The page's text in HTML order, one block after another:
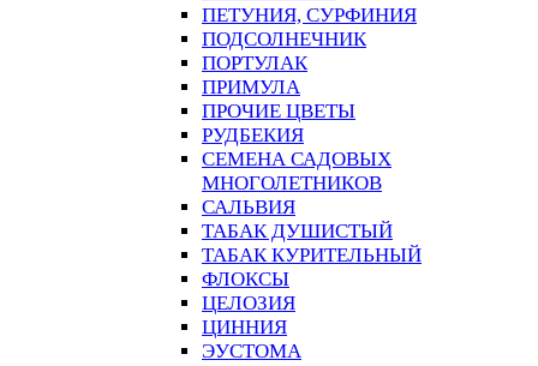
ПЕТУНИЯ, СУРФИНИЯ
ПОДСОЛНЕЧНИК
ПОРТУЛАК
ПРИМУЛА
ПРОЧИЕ ЦВЕТЫ
РУДБЕКИЯ
СЕМЕНА САДОВЫХ
МНОГОЛЕТНИКОВ
САЛЬВИЯ
ТАБАК ДУШИСТЫЙ
ТАБАК КУРИТЕЛЬНЫЙ
ФЛОКСЫ
ЦЕЛОЗИЯ
ЦИННИЯ
ЭУСТОМА